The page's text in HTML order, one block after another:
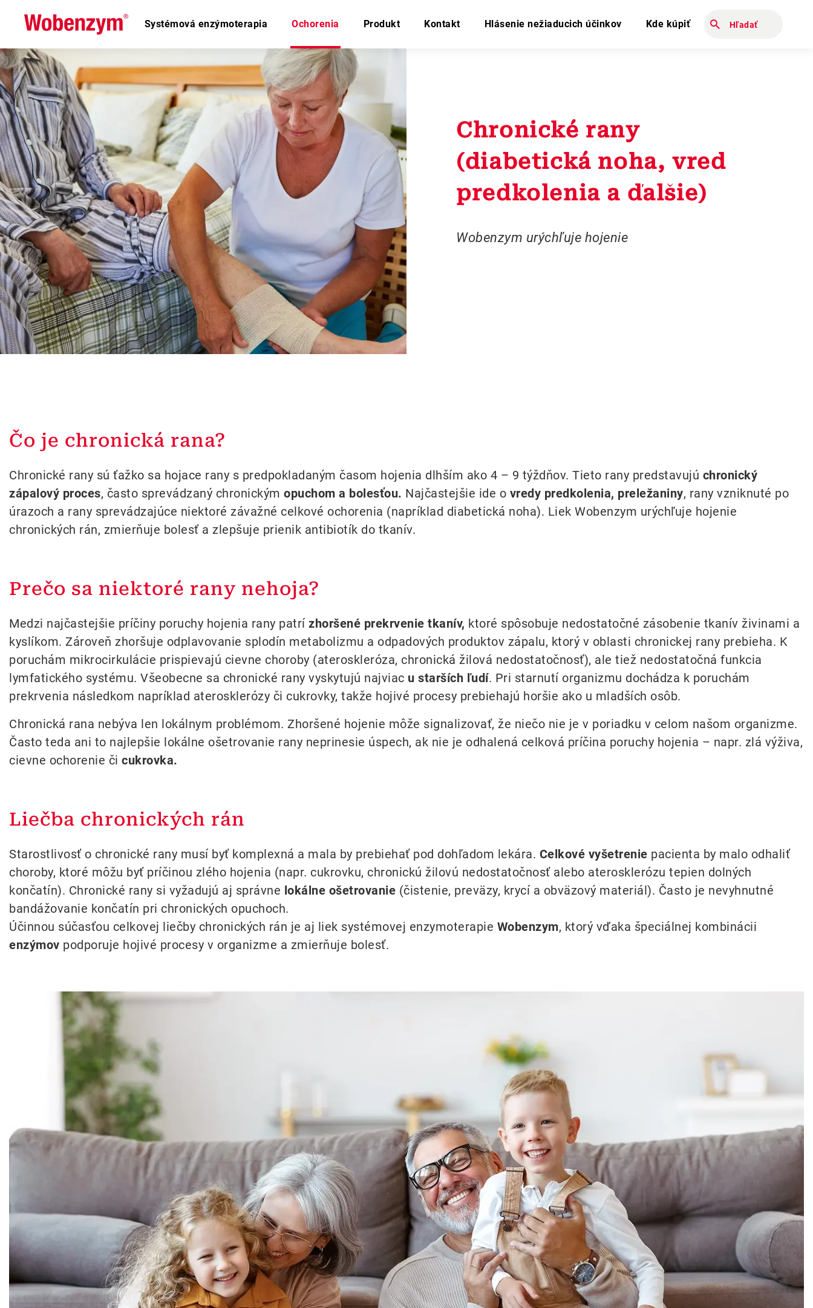
Systémová enzýmoterapia Ochorenia Produkt Kontakt Hlásenie nežiaducich účinkov Kde kúpiť
Chronické rany
(diabetická noha, vred
predkolenia a ďalšie)
Wobenzym urýchľuje hojenie
Čo je chronická rana?
Chronické rany sú ťažko sa hojace rany s predpokladaným časom hojenia dlhším ako 4 – 9 týždňov. Tieto rany predstavujú chronický
zápalový proces, často sprevádzaný chronickým opuchom a bolesťou. Najčastejšie ide o vredy predkolenia, preležaniny, rany vzniknuté po
úrazoch a rany sprevádzajúce niektoré závažné celkové ochorenia (napríklad diabetická noha). Liek Wobenzym urýchľuje hojenie
chronických rán, zmierňuje bolesť a zlepšuje prienik antibiotík do tkanív.
Prečo sa niektoré rany nehoja?
Medzi najčastejšie príčiny poruchy hojenia rany patrí zhoršené prekrvenie tkanív, ktoré spôsobuje nedostatočné zásobenie tkanív živinami a
kyslíkom. Zároveň zhoršuje odplavovanie splodín metabolizmu a odpadových produktov zápalu, ktorý v oblasti chronickej rany prebieha. K
poruchám mikrocirkulácie prispievajú cievne choroby (ateroskleróza, chronická žilová nedostatočnosť), ale tiež nedostatočná funkcia
lymfatického systému. Všeobecne sa chronické rany vyskytujú najviac u starších ľudí. Pri starnutí organizmu dochádza k poruchám
prekrvenia následkom napríklad aterosklerózy či cukrovky, takže hojivé procesy prebiehajú horšie ako u mladších osôb.
Chronická rana nebýva len lokálnym problémom. Zhoršené hojenie môže signalizovať, že niečo nie je v poriadku v celom našom organizme.
Často teda ani to najlepšie lokálne ošetrovanie rany neprinesie úspech, ak nie je odhalená celková príčina poruchy hojenia – napr. zlá výživa,
cievne ochorenie či cukrovka.
Liečba chronických rán
Starostlivosť o chronické rany musí byť komplexná a mala by prebiehať pod dohľadom lekára. Celkové vyšetrenie pacienta by malo odhaliť
choroby, ktoré môžu byť príčinou zlého hojenia (napr. cukrovku, chronickú žilovú nedostatočnosť alebo aterosklerózu tepien dolných
končatín). Chronické rany si vyžadujú aj správne lokálne ošetrovanie (čistenie, preväzy, krycí a obväzový materiál). Často je nevyhnutné
bandážovanie končatín pri chronických opuchoch.
Účinnou súčasťou celkovej liečby chronických rán je aj liek systémovej enzymoterapie Wobenzym, ktorý vďaka špeciálnej kombinácii
enzýmov podporuje hojivé procesy v organizme a zmierňuje bolesť.